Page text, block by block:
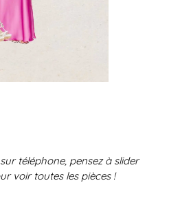
téléphone, pensez à slider
voir toutes les pièces !